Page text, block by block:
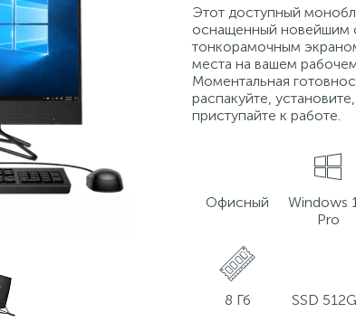
Этот доступный
оснащенный новейшим
тонкорамочным
места на вашем
Моментальная
распакуйте,
приступайте к работе.
Офисный
Windows
Pro
8 Гб SSD